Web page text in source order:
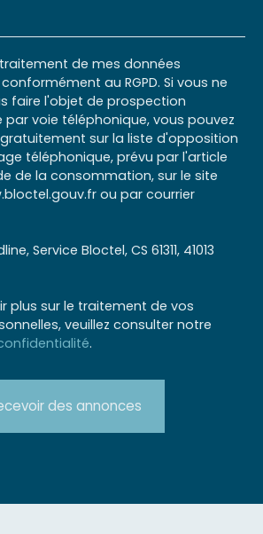
de mes données
au RGPD. Si vous ne
faire l'objet de prospection
voie téléphonique, vous pouvez
sur la liste d'opposition
téléphonique, prévu par l'article
de la consommation, sur le site
ou par courrier
Service Bloctel, CS 61311, 41013
plus sur le traitement de vos
veuillez consulter notre
.
des annonces